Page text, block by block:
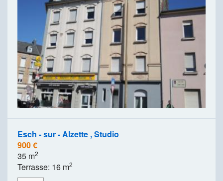
Esch - sur - Alzette , Studio
900 €
35 m2
Terrasse: 16 m2